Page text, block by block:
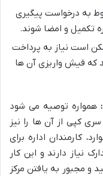
به درخواست پیگیری
تکمیل و امضا شوند.
است نیاز به پرداخت
که فیش واریزی آن ها
همواره توصیه می شود
کپی از آن ها را نیز
کارمندان اداره برای
نیاز دارند و این کار
مجبور به یافتن مرکز